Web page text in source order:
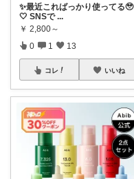
✨最近こればっかり使ってる🥹
🤍 SNSで ...
￥ 2,800～
0 1 13
コレ いいね